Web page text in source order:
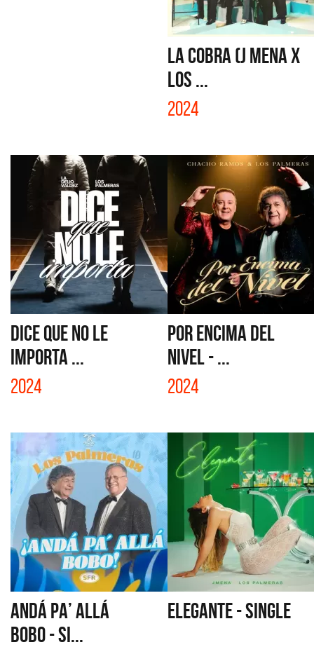
LA COBRA (J MENA X
LOS ...
2024
DICE QUE NO LE
IMPORTA ...
2024
POR ENCIMA DEL
NIVEL - ...
2024
ANDÁ PA’ ALLÁ
BOBO - SI...
ELEGANTE - SINGLE